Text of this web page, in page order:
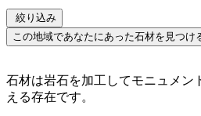
絞り込み
この地域であなたにあった石材を見つけ
石材は岩石を加工してモニュメン
える存在です。